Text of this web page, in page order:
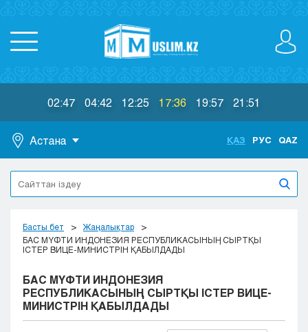
02:47 04:42 12:25 17:36 19:57 21:51
Астана
Астана
Алматы
Актобе
Атырау
Жезказган
Кокшетау
Костанай
Кызылорда
ҚАЗ РУС QAZ
Басты бет
Жаңалықтар
БАС МҮФТИ ИНДОНЕЗИЯ РЕСПУБЛИКАСЫНЫҢ СЫРТҚЫ
ІСТЕР ВИЦЕ-МИНИСТРІН ҚАБЫЛДАДЫ
БАС МҮФТИ ИНДОНЕЗИЯ
РЕСПУБЛИКАСЫНЫҢ СЫРТҚЫ ІСТЕР ВИЦЕ-
МИНИСТРІН ҚАБЫЛДАДЫ